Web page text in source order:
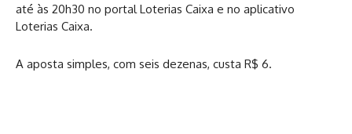
até às 20h30 no portal Loterias Caixa e no aplicativo
Loterias Caixa.
A aposta simples, com seis dezenas, custa R$ 6.